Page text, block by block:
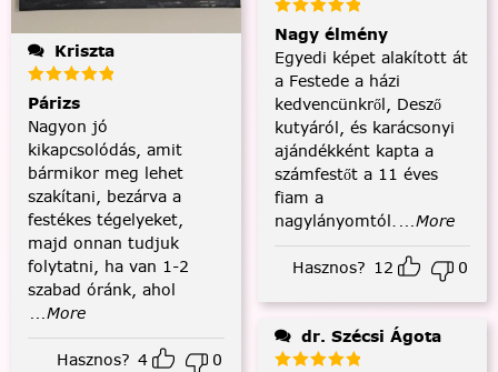
Kriszta
Párizs
Nagyon jó
kikapcsolódás, amit
bármikor meg lehet
szakítani, bezárva a
festékes tégelyeket,
majd onnan tudjuk
folytatni, ha van 1-2
szabad óránk, ahol
...More
Hasznos? 4 0
Nagy élmény
Egyedi képet alakított át
a Festede a házi
kedvencünkről, Desző
kutyáról, és karácsonyi
ajándékként kapta a
számfestőt a 11 éves
fiam a
nagylányomtól. ...More
Hasznos? 12 0
dr. Szécsi Ágota